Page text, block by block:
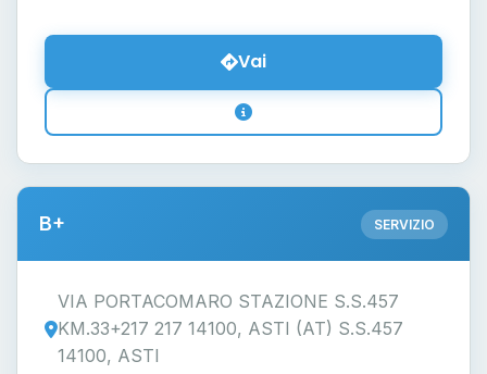
Vai
B+ SERVIZIO
VIA PORTACOMARO STAZIONE S.S.457
KM.33+217 217 14100, ASTI (AT) S.S.457
14100, ASTI